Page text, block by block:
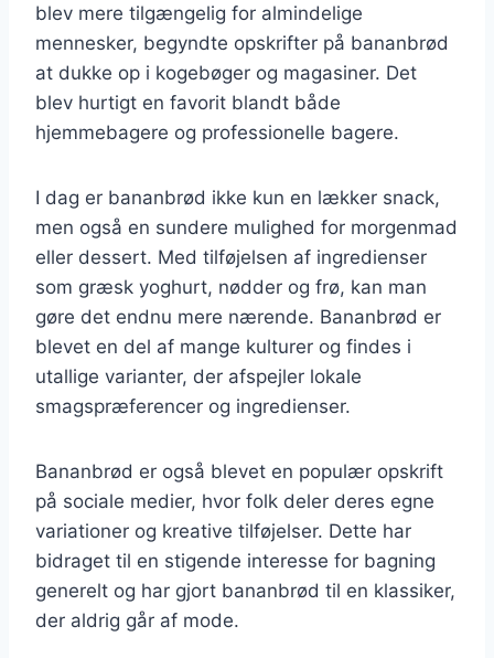
blev mere tilgængelig for almindelige
mennesker, begyndte opskrifter på bananbrød
at dukke op i kogebøger og magasiner. Det
blev hurtigt en favorit blandt både
hjemmebagere og professionelle bagere.
I dag er bananbrød ikke kun en lækker snack,
men også en sundere mulighed for morgenmad
eller dessert. Med tilføjelsen af ingredienser
som græsk yoghurt, nødder og frø, kan man
gøre det endnu mere nærende. Bananbrød er
blevet en del af mange kulturer og findes i
utallige varianter, der afspejler lokale
smagspræferencer og ingredienser.
Bananbrød er også blevet en populær opskrift
på sociale medier, hvor folk deler deres egne
variationer og kreative tilføjelser. Dette har
bidraget til en stigende interesse for bagning
generelt og har gjort bananbrød til en klassiker,
der aldrig går af mode.